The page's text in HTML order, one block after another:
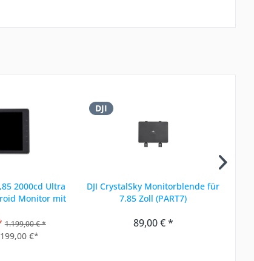
2000cd Ultra
Monitor mit
1.199,00 € *
€*
DJI
DJI CrystalSky Monitorblende für
7.85 Zoll (PART7)
89,00 € *